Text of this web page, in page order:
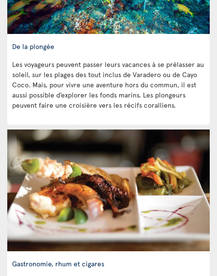
De la plongée
Les voyageurs peuvent passer leurs vacances à se prélasser au
soleil, sur les plages des tout inclus de Varadero ou de Cayo
Coco. Mais, pour vivre une aventure hors du commun, il est
aussi possible d’explorer les fonds marins. Les plongeurs
peuvent faire une croisière vers les récifs coralliens.
Gastronomie, rhum et cigares